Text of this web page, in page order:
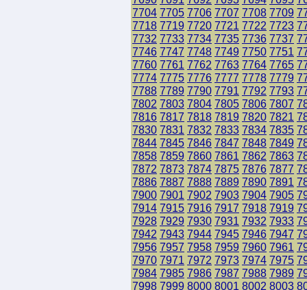
7704 7705 7706 7707 7708 7709
7718 7719 7720 7721 7722 7723
7732 7733 7734 7735 7736 7737
7746 7747 7748 7749 7750 7751
7760 7761 7762 7763 7764 7765
7774 7775 7776 7777 7778 7779
7788 7789 7790 7791 7792 7793
7802 7803 7804 7805 7806 7807
7816 7817 7818 7819 7820 7821
7830 7831 7832 7833 7834 7835
7844 7845 7846 7847 7848 7849
7858 7859 7860 7861 7862 7863
7872 7873 7874 7875 7876 7877
7886 7887 7888 7889 7890 7891
7900 7901 7902 7903 7904 7905
7914 7915 7916 7917 7918 7919
7928 7929 7930 7931 7932 7933
7942 7943 7944 7945 7946 7947
7956 7957 7958 7959 7960 7961
7970 7971 7972 7973 7974 7975
7984 7985 7986 7987 7988 7989
7998 7999 8000 8001 8002 8003